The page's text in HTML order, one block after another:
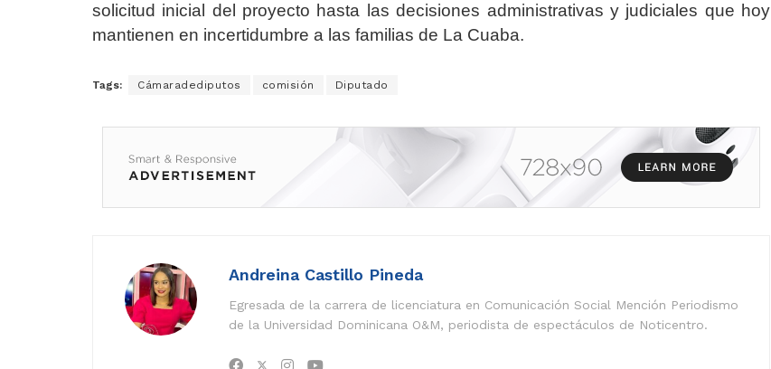
solicitud inicial del proyecto hasta las decisiones administrativas y judiciales que hoy
mantienen en incertidumbre a las familias de La Cuaba.
Tags: Cámaradediputos comisión Diputado
Andreina Castillo Pineda
Egresada de la carrera de licenciatura en Comunicación Social Mención Periodismo
de la Universidad Dominicana O&M, periodista de espectáculos de Noticentro.